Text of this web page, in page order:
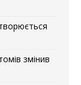
змінив